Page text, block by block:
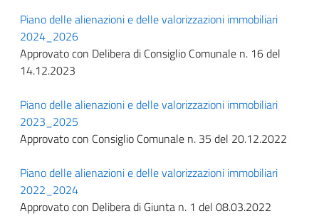
Piano delle alienazioni e delle valorizzazioni immobiliari
2024_2026
Approvato con Delibera di Consiglio Comunale n. 16 del
14.12.2023
Piano delle alienazioni e delle valorizzazioni immobiliari
2023_2025
Approvato con Consiglio Comunale n. 35 del 20.12.2022
Piano delle alienazioni e delle valorizzazioni immobiliari
2022_2024
Approvato con Delibera di Giunta n. 1 del 08.03.2022